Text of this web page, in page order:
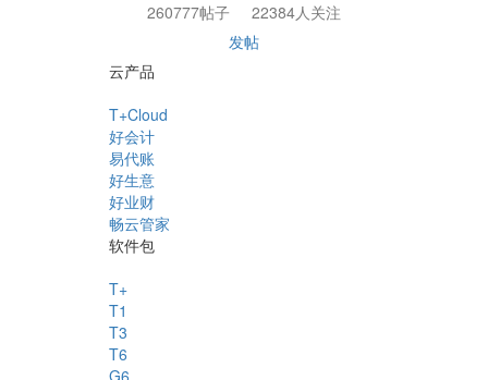
260777帖子
22384人关注
发帖
云产品
T+Cloud
好会计
易代账
好生意
好业财
畅云管家
软件包
T+
T1
T3
T6